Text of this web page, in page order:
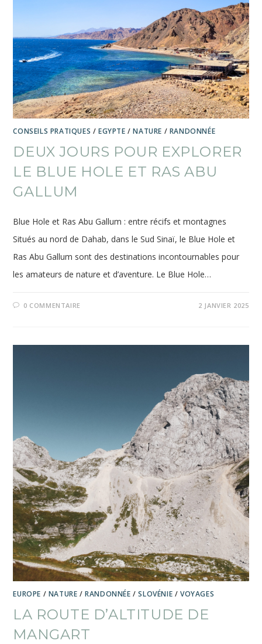
CONSEILS PRATIQUES /EGYPTE /NATURE / RANDONNÉE
DEUX JOURS POUR EXPLORER
LE BLUE HOLE ET RAS ABU
GALLUM
Blue Hole et Ras Abu Gallum : entre récifs et montagnes
Situés au nord de Dahab, dans le Sud Sinaï, le Blue Hole et
Ras Abu Gallum sont des destinations incontournables pour
les amateurs de nature et d’aventure. Le Blue Hole…
0 COMMENTAIRE 2 JANVIER 2025
EUROPE / NATURE /RANDONNÉE /SLOVÉNIE /VOYAGES
LA ROUTE D’ALTITUDE DE
MANGART